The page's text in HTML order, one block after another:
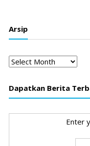
Arsip
Arsip
Dapatkan Berita
Enter